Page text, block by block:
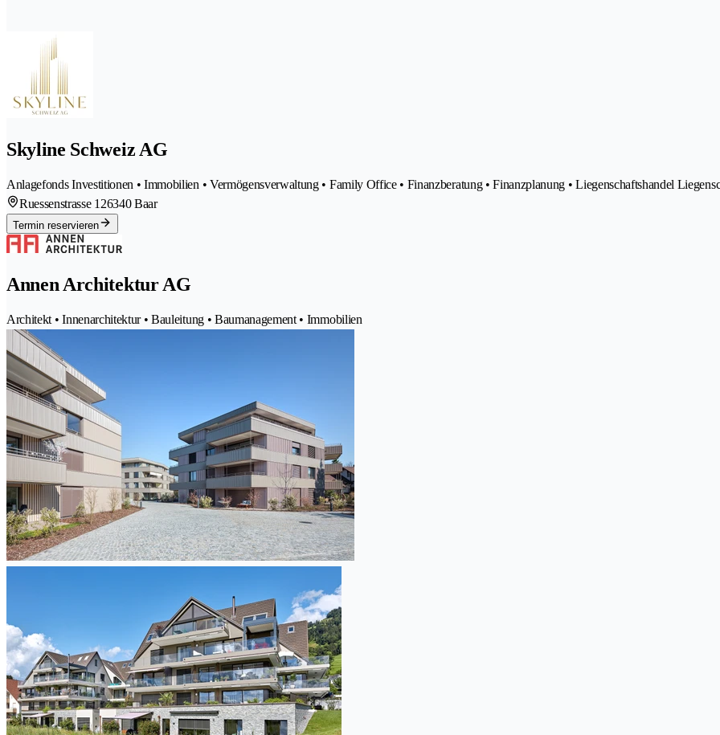
Skyline Schweiz AG
Anlagefonds Investitionen • Immobilien • Vermögensverwaltung • Family Office • Finanzberatung • Finanzplanung • Liegenschaftshandel
Ruessenstrasse 126340 Baar
Termin reservieren
Annen Architektur AG
Architekt • Innenarchitektur • Bauleitung • Baumanagement • Immobilien